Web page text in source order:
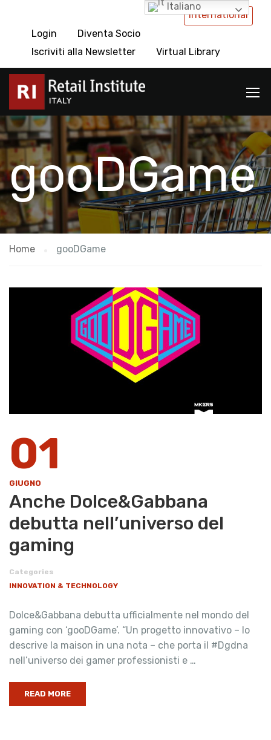
International
Login
Diventa Socio
Iscriviti alla Newsletter
Virtual Library
gooDGame
Home gooDGame
01
GIUGNO
Anche Dolce&Gabbana
debutta nell’universo del
gaming
Categories
INNOVATION & TECHNOLOGY
Dolce&Gabbana debutta ufficialmente nel mondo del
gaming con ‘gooDGame’. “Un progetto innovativo – lo
descrive la maison in una nota – che porta il #Dgdna
nell’universo dei gamer professionisti e …
READ MORE
Italiano